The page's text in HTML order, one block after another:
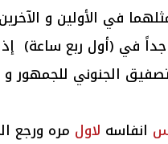
في الأولين و
في (أول ربع ساعة)
الجنوني للجمهور و
انفاسه لاول مره ورجع